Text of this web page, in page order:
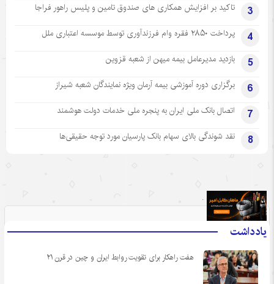
3 تاکید بر افزایش همکاری های صندوق تامین و پلیس راهور فراجا
4 پرداخت ۲۸۵۰ فقره وام فرزندآوری توسط موسسه اعتباری ملل
5 بازدید مدیرعامل بیمه میهن از شعبه قزوین
6 برگزاری دوره آموزشی بیمه آرمان ویژه نمایندگان شعبه شیراز
7 اتصال بانک ملی ایران به پنجره ملی خدمات دولت هوشمند
8 نقد شوندگی بالای سهام بانک پارسیان مورد توجه حقیقی‌ها
یادداشت
هفت راهکار برای تقویت روابط ایران و چین در قرن ۲۱
.